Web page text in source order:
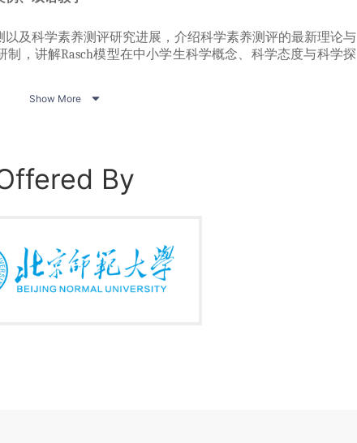
及科学素养测评研究进展，介绍科学素养测评的最新理论与
制，讲解Rasch模型在中小学生科学概念、科学态度与科学探
方式与测评工具；
小学生科学素养测评。
Show More 
By